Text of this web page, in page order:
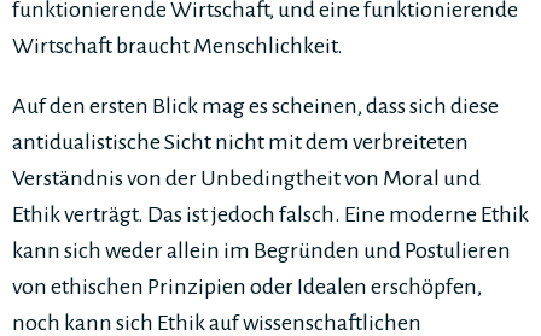
funktionierende Wirtschaft, und eine funktionierende
Wirtschaft braucht Menschlichkeit.
Auf den ersten Blick mag es scheinen, dass sich diese
antidualistische Sicht nicht mit dem verbreiteten
Verständnis von der Unbedingtheit von Moral und
Ethik verträgt. Das ist jedoch falsch. Eine moderne Ethik
kann sich weder allein im Begründen und Postulieren
von ethischen Prinzipien oder Idealen erschöpfen,
noch kann sich Ethik auf wissenschaftlichen